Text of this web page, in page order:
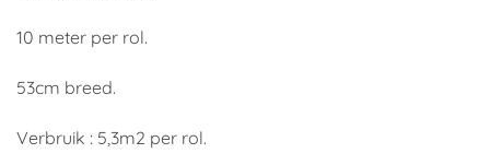
10 meter per rol.
53cm breed.
Verbruik : 5,3m2 per rol.